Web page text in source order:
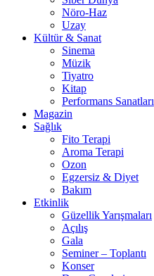
Nöro-Haz
Uzay
Kültür & Sanat
Sinema
Müzik
Tiyatro
Kitap
Performans Sanatları
Magazin
Sağlık
Fito Terapi
Aroma Terapi
Ozon
Egzersiz & Diyet
Bakım
Etkinlik
Güzellik Yarışmaları
Açılış
Gala
Seminer – Toplantı
Konser